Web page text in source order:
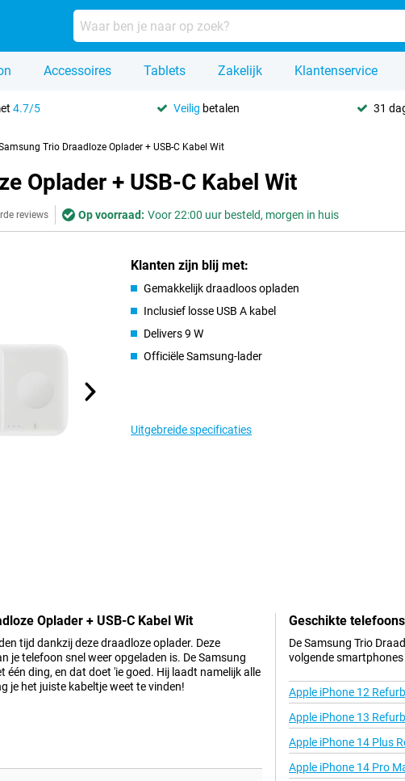
Accessoires Tablets Zakelijk Klantenservice
4.7/5 Veilig betalen 31
Trio Draadloze Oplader + USB-C Kabel Wit
Oplader + USB-C Kabel Wit
reviews Op voorraad: Voor 22:00 uur besteld, morgen in huis
Klanten zijn blij met:
Gemakkelijk draadloos opladen
Inclusief losse USB A kabel
Delivers 9 W
Officiële Samsung-lader
Uitgebreide specificaties
Oplader + USB-C Kabel Wit
tijd dankzij deze draadloze oplader. Deze
je telefoon snel weer opgeladen is. De Samsung
één ding, en dat doet 'ie goed. Hij laadt namelijk alle
je het juiste kabeltje weet te vinden!
Geschikte
De Samsung Trio
volgende
Apple iPhone 12
Apple iPhone 13
Apple iPhone 14 Plus
Apple iPhone 14 Pro